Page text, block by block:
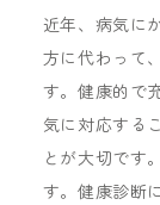
近年、病気に
方に代わって
す。健康的で
気に対応する
とが大切です
す。健康診断